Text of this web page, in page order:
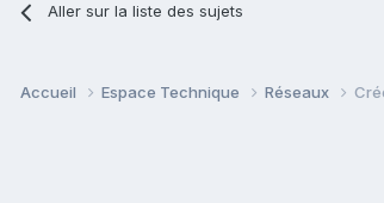
Aller sur la liste des sujets
Accueil Espace Technique Réseaux